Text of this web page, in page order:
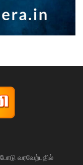
வரவேற்பதில்